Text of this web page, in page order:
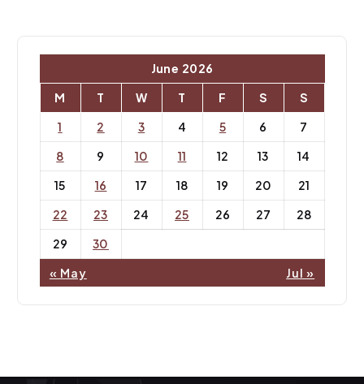
June 2026
M
T W T F S
S
1
2 3 4 5 6
7
8
9 10 11 12 13
14
15
16 17 18 19 20
21
22
23 24 25 26 27
28
29
30
« May Jul »